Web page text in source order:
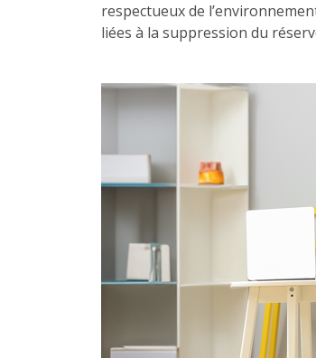
respectueux de
liées à la suppression du